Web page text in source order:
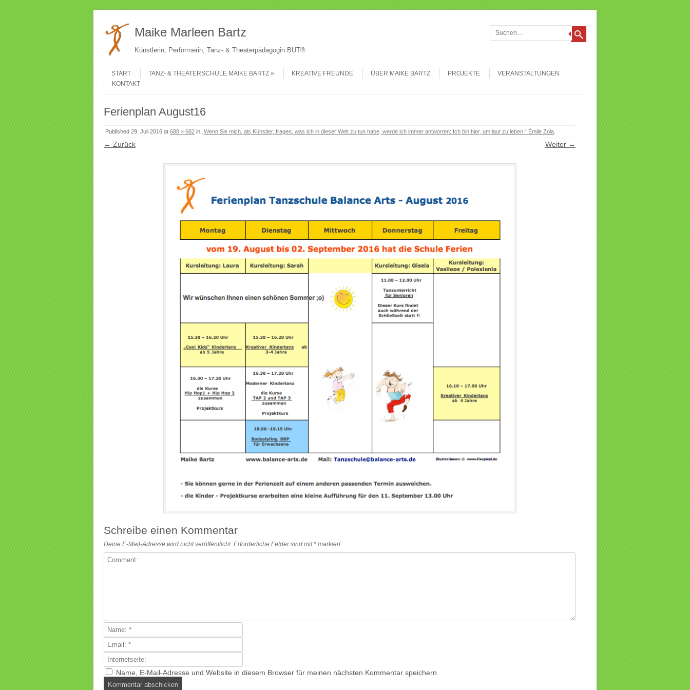
Maike Marleen Bartz
Künstlerin, Performerin, Tanz- & Theaterpädagogin BUT®
Menü
START
TANZ- & THEATERSCHULE MAIKE BARTZ KREATIVE FREUNDE ÜBER MAIKE BARTZ PROJEKTE
VERANSTALTUNGEN
KONTAKT
Ferienplan August16
Published 29. Juli 2016 at 688 × 682 in „Wenn Sie mich, als Künstler, fragen, was ich in dieser Welt zu tun habe, werde ich immer antworten: Ich bin hier, um laut zu leben.“ Émile Zola
← Zurück Weiter →
Schreibe einen Kommentar
Deine E-Mail-Adresse wird nicht veröffentlicht. Erforderliche Felder sind mit * markiert
Name, E-Mail-Adresse und Website in diesem Browser für meinen nächsten Kommentar speichern.